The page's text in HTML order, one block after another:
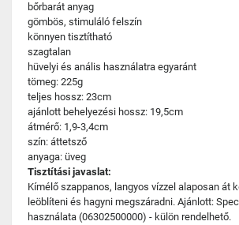
bőrbarát anyag
gömbös, stimuláló felszín
könnyen tisztítható
szagtalan
hüvelyi és anális használatra egyaránt
tömeg: 225g
teljes hossz: 23cm
ajánlott behelyezési hossz: 19,5cm
átmérő: 1,9-3,4cm
szín: áttetsző
anyaga: üveg
Tisztítási javaslat:
Kímélő szappanos, langyos vízzel alaposan át
leöblíteni és hagyni megszáradni. Ajánlott:
használata (06302500000) - külön rendelhető.